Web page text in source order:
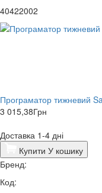
40422002
Програматор тижневий
3 015,38Грн
Доставка 1-4 дні
Купити У кошику
Бренд:
Код: